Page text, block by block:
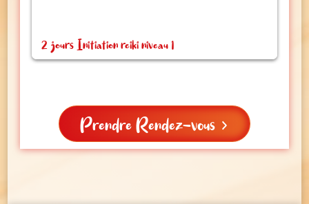
2 jours Initiation reiki niveau 1
Prendre Rendez-vous